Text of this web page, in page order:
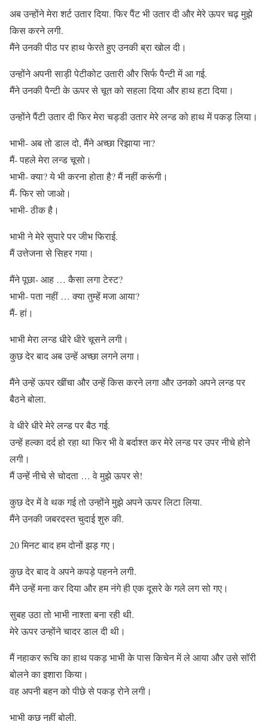
अब उन्होंने मेरा शर्ट उतार दिया. फिर पैंट भी उतार दी और मेरे ऊपर चढ़ मुझे
किस करने लगी.
मैंने उनकी पीठ पर हाथ फेरते हुए उनकी ब्रा खोल दी।
उन्होंने अपनी साड़ी पेटीकोट उतारी और सिर्फ पैन्टी में आ गई.
मैंने उनकी पैन्टी के ऊपर से चूत को सहला दिया और हाथ हटा दिया।
उन्होंने पैंटी उतार दी फिर मेरा चड्डी उतार मेरे लन्ड को हाथ में पकड़ लिया।
भाभी- अब तो डाल दो, मैंने अच्छा रिझाया ना?
मैं- पहले मेरा लन्ड चूसो।
भाभी- क्या? ये भी करना होता है? मैं नहीं करूंगी।
मैं- फिर सो जाओ।
भाभी- ठीक है।
भाभी ने मेरे सुपारे पर जीभ फिराई.
मैं उत्तेजना से सिहर गया।
मैंने पूछा- आह … कैसा लगा टेस्ट?
भाभी- पता नहीं … क्या तुम्हें मजा आया?
मैं- हां।
भाभी मेरा लन्ड धीरे धीरे चूसने लगी।
कुछ देर बाद अब उन्हें अच्छा लगने लगा।
मैंने उन्हें ऊपर खींचा और उन्हें किस करने लगा और उनको अपने लन्ड पर
बैठने बोला.
वे धीरे धीरे मेरे लन्ड पर बैठ गई.
उन्हें हल्का दर्द हो रहा था फिर भी वे बर्दाश्त कर मेरे लन्ड पर उपर नीचे होने
लगी।
मैं उन्हें नीचे से चोदता … वे मुझे ऊपर से!
कुछ देर में वे थक गई तो उन्होंने मुझे अपने ऊपर लिटा लिया.
मैंने उनकी जबरदस्त चुदाई शुरु की.
20 मिनट बाद हम दोनों झड़ गए।
कुछ देर बाद वे अपने कपड़े पहनने लगी.
मैंने उन्हें मना कर दिया और हम नंगे ही एक दूसरे के गले लग सो गए।
सुबह उठा तो भाभी नाश्ता बना रही थी.
मेरे ऊपर उन्होंने चादर डाल दी थी।
मैं नहाकर रूचि का हाथ पकड़ भाभी के पास किचेन में ले आया और उसे सॉरी
बोलने का इशारा किया।
वह अपनी बहन को पीछे से पकड़ रोने लगी।
भाभी कुछ नहीं बोली.